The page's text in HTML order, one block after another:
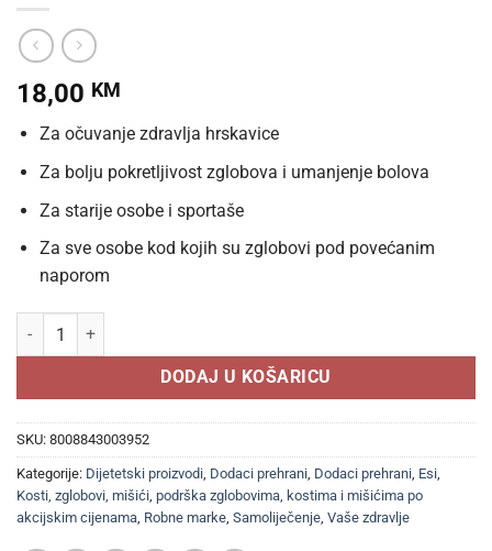
18,00 KM
Za očuvanje zdravlja hrskavice
Za bolju pokretljivost zglobova i umanjenje bolova
Za starije osobe i sportaše
Za sve osobe kod kojih su zglobovi pod povećanim
naporom
ESI NO DOL kapsule a 60, Dodatak prehrani za bolju pokretljivost i
DODAJ U KOŠARICU
SKU: 8008843003952
Kategorije: Dijetetski proizvodi Dodaci prehrani Dodaci prehrani Esi
Kosti, zglobovi, mišići podrška zglobovima, kostima i mišićima po
akcijskim cijenama Robne marke Samoliječenje Vaše zdravlje